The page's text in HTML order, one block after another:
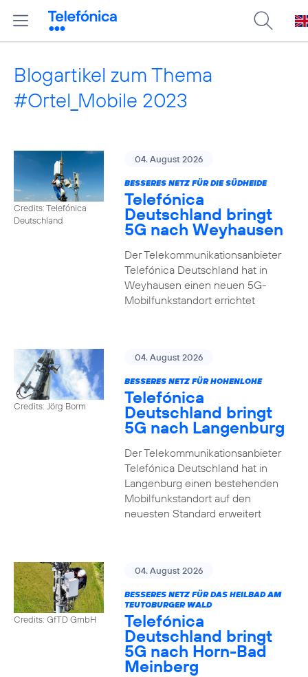
Blogartikel zum Thema
#Ortel_Mobile 2023
Credits: Telefónica
Deutschland
04. August 2026
BESSERES NETZ FÜR DIE SÜDHEIDE
Telefónica
Deutschland bringt
5G nach Weyhausen
Der Telekommunikationsanbieter
Telefónica Deutschland hat in
Weyhausen einen neuen 5G-
Mobilfunkstandort errichtet
Credits: Jörg Borm
04. August 2026
BESSERES NETZ FÜR HOHENLOHE
Telefónica
Deutschland bringt
5G nach Langenburg
Der Telekommunikationsanbieter
Telefónica Deutschland hat in
Langenburg einen bestehenden
Mobilfunkstandort auf den
neuesten Standard erweitert
Credits: GfTD GmbH
04. August 2026
BESSERES NETZ FÜR DAS HEILBAD AM
TEUTOBURGER WALD
Telefónica
Deutschland bringt
5G nach Horn-Bad
Meinberg